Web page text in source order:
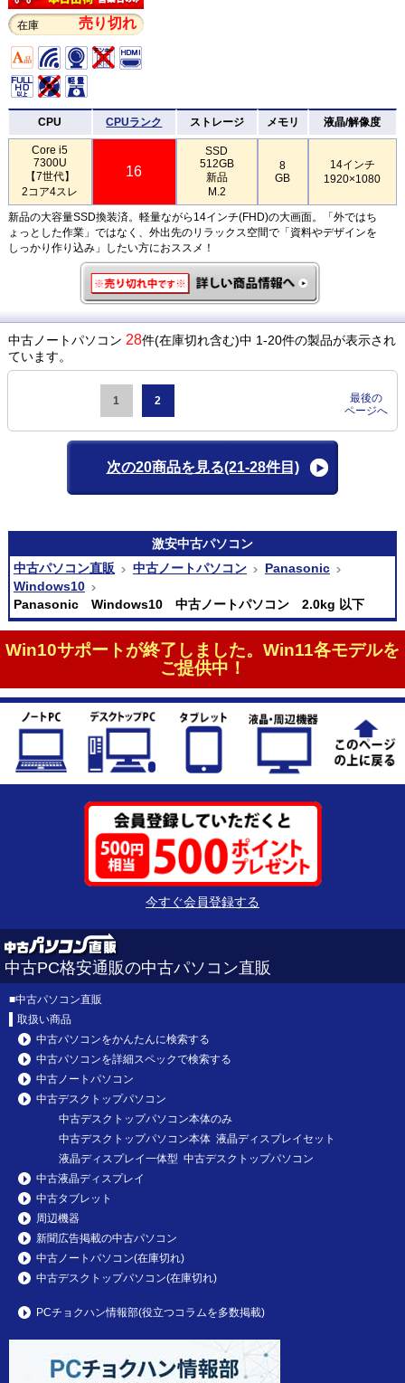
在庫 売り切れ
CPU CPUランク ストレージ メモリ 液晶/解像度
Core i5
7300U
【7世代】
2コア4スレ
16
SSD
512GB
新品
M.2
8
GB
14インチ
1920×1080
新品の大容量SSD換装済。軽量ながら14インチ(FHD)の大画面。「外ではち
ょっとした作業」ではなく、外出先のリラックス空間で「資料やデザインを
しっかり作り込み」したい方におススメ！
中古ノートパソコン 28件(在庫切れ含む)中 1-20件の製品が表示され
ています。
1 2
最後の
ページへ
次の20商品を見る(21-28件目)
激安中古パソコン
中古パソコン直販
中古ノートパソコン
Panasonic
Windows10
Panasonic Windows10 中古ノートパソコン 2.0kg 以下
Win10サポートが終了しました。Win11各モデルを
ご提供中！
今すぐ会員登録する
中古PC格安通販の中古パソコン直販
■中古パソコン直販
取扱い商品
中古パソコンをかんたんに検索する
中古パソコンを詳細スペックで検索する
中古ノートパソコン
中古デスクトップパソコン
中古デスクトップパソコン本体のみ
中古デスクトップパソコン本体 液晶ディスプレイセット
液晶ディスプレイ一体型 中古デスクトップパソコン
中古液晶ディスプレイ
中古タブレット
周辺機器
新聞広告掲載の中古パソコン
中古ノートパソコン(在庫切れ)
中古デスクトップパソコン(在庫切れ)
PCチョクハン情報部(役立つコラムを多数掲載)